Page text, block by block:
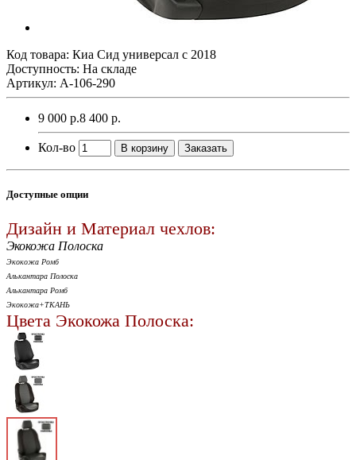
Код товара: Киа Сид универсал с 2018
Доступность: На складе
Артикул: A-106-290
9 000 р.8 400 р.
Кол-во В корзину Заказать
Доступные опции
Дизайн и Материал чехлов:
Экокожа Полоска
Экокожа Ромб
Алькантара Полоска
Алькантара Ромб
Экокожа+ТКАНЬ
Цвета Экокожа Полоска: